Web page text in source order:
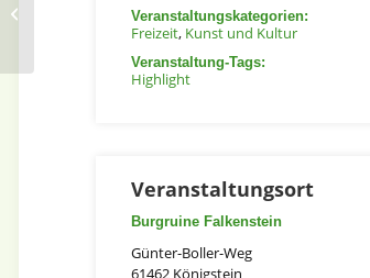
Veranstaltungskategorien:
Freizeit, Kunst und Kultur
Veranstaltung-Tags:
Highlight
Veranstaltungsort
Burgruine Falkenstein
Günter-Boller-Weg
61462 Königstein
und Spaß und allen
Sinnen in der Natur